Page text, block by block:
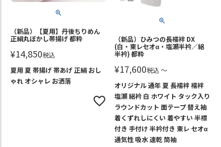
（新品）【夏用】丹後ちりめん
正絹丸ぼかし帯揚げ 都粋
¥14,850税込
夏用 夏 帯揚げ 帯あげ 正絹 おし
ゃれ オシャレ お洒落
（新品）ひみつの長襦袢 DX
(白・東レセオα・塩瀬半衿／絽
半衿) 都粋
¥17,600税込 〜
オリジナル 通年 夏 長襦袢 襦袢
塩瀬 絽衿 白 ホワイト タック入り
ラウンドカット 面テープ 替え袖
着くずれしにくい 着やすい 半襟
付き 手付け 半衿付き 東レ セオα
通気性 吸水 速乾 筒袖